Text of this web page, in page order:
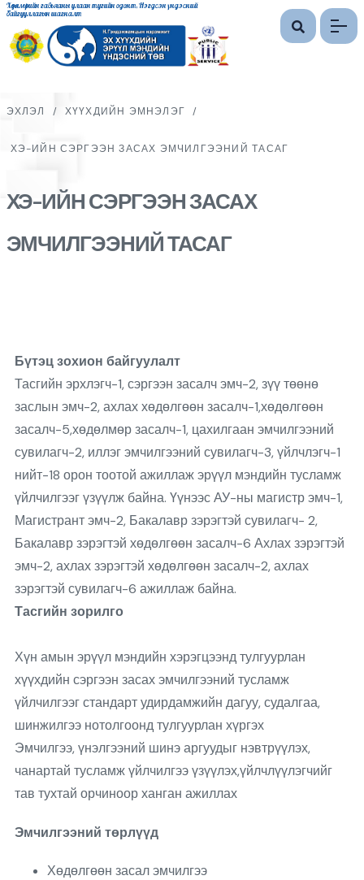
Хөдөлмөрийн гавьяаны улаан тугийн одонт, Нэгдсэн үндэсний
байгууллагын шагналт
ЭХЛЭЛ / ХҮҮХДИЙН ЭМНЭЛЭГ /
ХЭ-ИЙН СЭРГЭЭН ЗАСАХ ЭМЧИЛГЭЭНИЙ ТАСАГ
ХЭ-ИЙН СЭРГЭЭН ЗАСАХ
ЭМЧИЛГЭЭНИЙ ТАСАГ
Бүтэц зохион байгуулалт
Тасгийн эрхлэгч-1, сэргээн засалч эмч-2, зүү төөнө
заслын эмч-2, ахлах хөдөлгөөн засалч-1,хөдөлгөөн
засалч-5,хөдөлмөр засалч-1, цахилгаан эмчилгээний
сувилагч-2, иллэг эмчилгээний сувилагч-3, үйлчлэгч-1
нийт-18 орон тоотой ажиллаж эрүүл мэндийн тусламж
үйлчилгээг үзүүлж байна. Үүнээс АУ-ны магистр эмч-1,
Магистрант эмч-2, Бакалавр зэрэгтэй сувилагч- 2,
Бакалавр зэрэгтэй хөдөлгөөн засалч-6 Ахлах зэрэгтэй
эмч-2, ахлах зэрэгтэй хөдөлгөөн засалч-2, ахлах
зэрэгтэй сувилагч-6 ажиллаж байна.
Тасгийн зорилго
Хүн амын эрүүл мэндийн хэрэгцээнд тулгуурлан
хүүхдийн сэргээн засах эмчилгээний тусламж
үйлчилгээг стандарт удирдамжийн дагуу, судалгаа,
шинжилгээ нотолгоонд тулгуурлан хүргэх
Эмчилгээ, үнэлгээний шинэ аргуудыг нэвтрүүлэх,
чанартай тусламж үйлчилгээ үзүүлэх,үйлчлүүлэгчийг
тав тухтай орчиноор ханган ажиллах
Эмчилгээний төрлүүд
Хөдөлгөөн засал эмчилгээ